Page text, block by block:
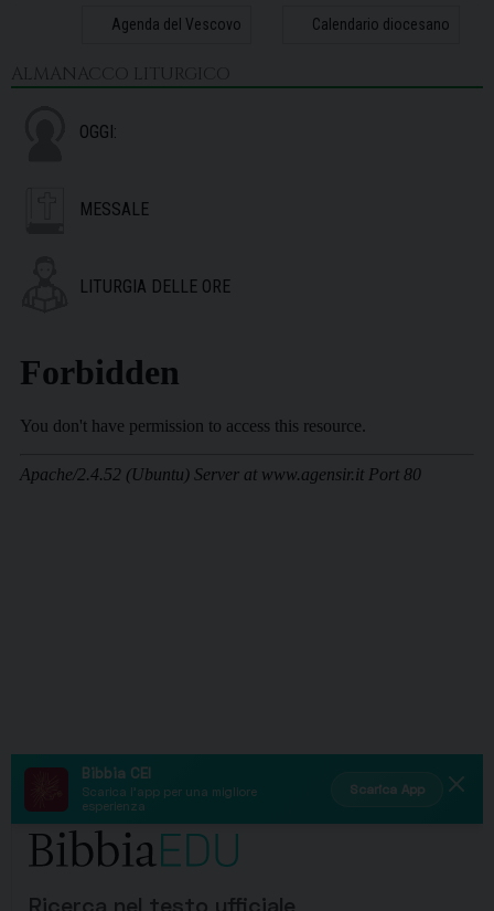
Agenda del Vescovo Calendario diocesano
ALMANACCO LITURGICO
OGGI:
MESSALE
LITURGIA DELLE ORE